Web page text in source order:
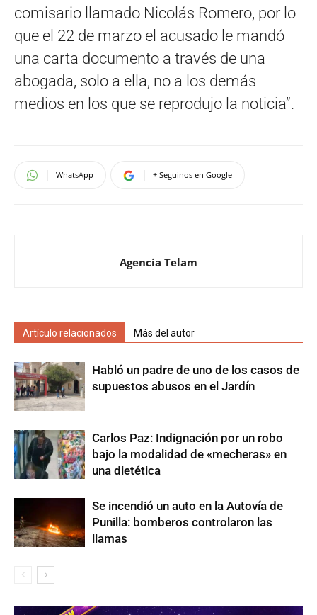
comisario llamado Nicolás Romero, por lo
que el 22 de marzo el acusado le mandó
una carta documento a través de una
abogada, solo a ella, no a los demás
medios en los que se reprodujo la noticia”.
WhatsApp + Seguinos en Google
Agencia Telam
Artículo relacionados Más del autor
Habló un padre de uno de los casos de
supuestos abusos en el Jardín
Carlos Paz: Indignación por un robo
bajo la modalidad de «mecheras» en
una dietética
Se incendió un auto en la Autovía de
Punilla: bomberos controlaron las
llamas